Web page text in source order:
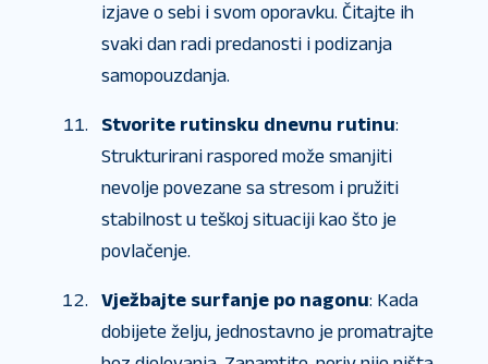
izjave o sebi i svom oporavku. Čitajte ih
svaki dan radi predanosti i podizanja
samopouzdanja.
Stvorite rutinsku dnevnu rutinu:
Strukturirani raspored može smanjiti
nevolje povezane sa stresom i pružiti
stabilnost u teškoj situaciji kao što je
povlačenje.
Vježbajte surfanje po nagonu: Kada
dobijete želju, jednostavno je promatrajte